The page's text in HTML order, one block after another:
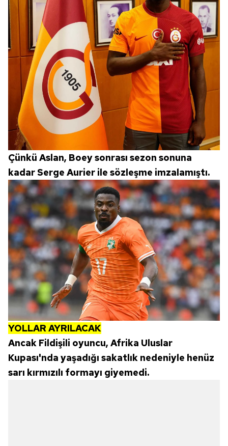
Çünkü Aslan, Boey sonrası sezon sonuna
kadar Serge Aurier ile sözleşme imzalamıştı.
YOLLAR AYRILACAK
Ancak Fildişili oyuncu, Afrika Uluslar
Kupası'nda yaşadığı sakatlık nedeniyle henüz
sarı kırmızılı formayı giyemedi.